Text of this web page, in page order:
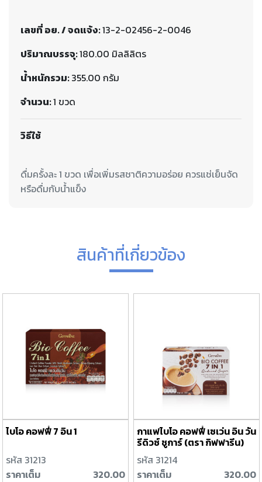
เลขที่ อย. / จดแจ้ง:13-2-02456-2-0046
ปริมาณบรรจุ:180.00 มิลลิลิตร
น้ำหนักรวม:355.00 กรัม
จำนวน:1 ขวด
วิธีใช้
ดื่มครั้งละ 1 ขวด เพื่อเพิ่มรสชาติความอร่อย ควรแช่เย็นจัด
สินค้าที่เกี่ยวข้อง
ไบโอ คอฟฟี่ 7 อิน 1
รหัส 31213
ราคาเต็ม
320.00
กาแฟไบโอ คอฟฟี่ เซเว่น อิน วัน
รีดิวซ์ ชูการ์ (ตรา กิฟฟารีน)
รหัส 31214
ราคาเต็ม
320.00